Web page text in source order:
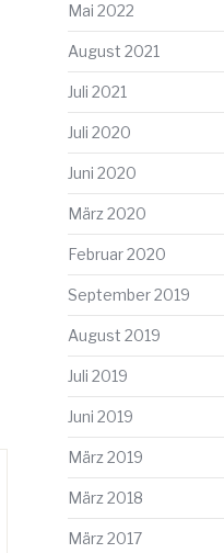
Mai 2022
August 2021
Juli 2021
Juli 2020
Juni 2020
März 2020
Februar 2020
September 2019
August 2019
Juli 2019
Juni 2019
März 2019
März 2018
März 2017